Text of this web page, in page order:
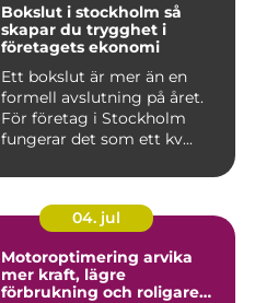
Bokslut i stockholm så
skapar du trygghet i
företagets ekonomi
Ett bokslut är mer än en
formell avslutning på året.
För företag i Stockholm
fungerar det som ett kv...
04. jul
Motoroptimering arvika
mer kraft, lägre
förbrukning och roligare